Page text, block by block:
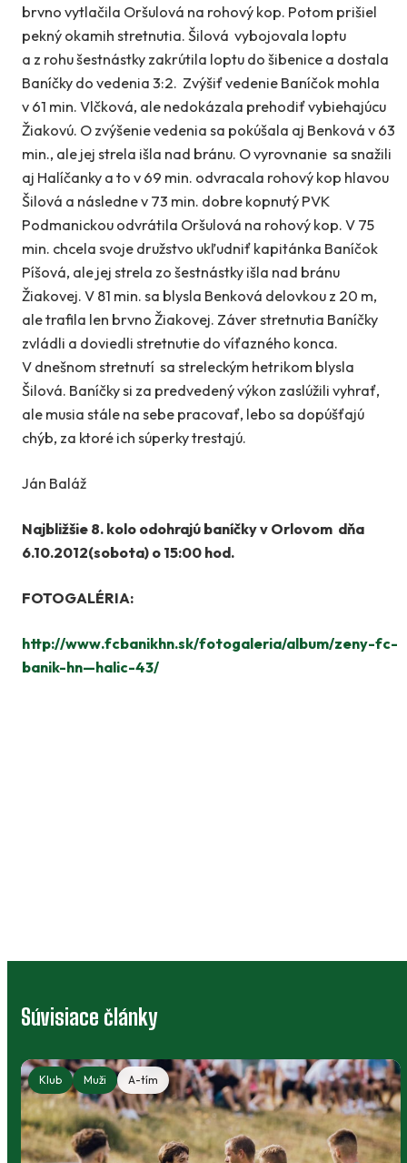
brvno vytlačila Oršulová na rohový kop. Potom prišiel
pekný okamih stretnutia. Šilová vybojovala loptu
a z rohu šestnástky zakrútila loptu do šibenice a dostala
Baníčky do vedenia 3:2. Zvýšiť vedenie Baníčok mohla
v 61 min. Vlčková, ale nedokázala prehodiť vybiehajúcu
Žiakovú. O zvýšenie vedenia sa pokúšala aj Benková v 63
min., ale jej strela išla nad bránu. O vyrovnanie sa snažili
aj Halíčanky a to v 69 min. odvracala rohový kop hlavou
Šilová a následne v 73 min. dobre kopnutý PVK
Podmanickou odvrátila Oršulová na rohový kop. V 75
min. chcela svoje družstvo ukľudniť kapitánka Baníčok
Píšová, ale jej strela zo šestnástky išla nad bránu
Žiakovej. V 81 min. sa blysla Benková delovkou z 20 m,
ale trafila len brvno Žiakovej. Záver stretnutia Baníčky
zvládli a doviedli stretnutie do víťazného konca.
V dnešnom stretnutí sa streleckým hetrikom blysla
Šilová. Baníčky si za predvedený výkon zaslúžili vyhrať,
ale musia stále na sebe pracovať, lebo sa dopúšťajú
chýb, za ktoré ich súperky trestajú.
Ján Baláž
Najbližšie 8. kolo odohrajú baníčky v Orlovom dňa
6.10.2012(sobota) o 15:00 hod.
FOTOGALÉRIA:
http://www.fcbanikhn.sk/fotogaleria/album/zeny-fc-
banik-hn—halic-43/
Súvisiace články
Klub Muži A-tím